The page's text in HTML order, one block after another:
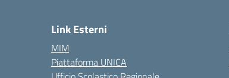
Link Esterni
MIM
Piattaforma UNICA